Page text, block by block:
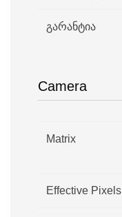
გარანტია
Camera
Matrix
Effective Pixels